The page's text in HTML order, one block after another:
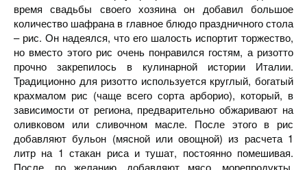
время свадьбы своего хозяина он добавил большое
количество шафрана в главное блюдо праздничного стола
– рис. Он надеялся, что его шалость испортит торжество,
но вместо этого рис очень понравился гостям, а ризотто
прочно закрепилось в кулинарной истории Италии.
Традиционно для ризотто используется круглый, богатый
крахмалом рис (чаще всего сорта арборио), который, в
зависимости от региона, предварительно обжаривают на
оливковом или сливочном масле. После этого в рис
добавляют бульон (мясной или овощной) из расчета 1
литр на 1 стакан риса и тушат, постоянно помешивая.
После, по желанию, добавляют мясо, морепродукты,